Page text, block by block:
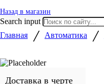
Назад в магазин
Search input
Главная / Автоматика /
Доставка в черте